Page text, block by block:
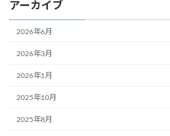
アーカイブ
2026年6月
2026年3月
2026年1月
2025年10月
2025年8月